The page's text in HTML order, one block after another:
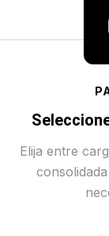
Elija entre